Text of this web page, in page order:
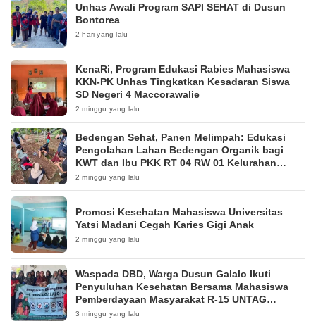
Unhas Awali Program SAPI SEHAT di Dusun
Bontorea
2 hari yang lalu
KenaRi, Program Edukasi Rabies Mahasiswa
KKN-PK Unhas Tingkatkan Kesadaran Siswa
SD Negeri 4 Maccorawalie
2 minggu yang lalu
Bedengan Sehat, Panen Melimpah: Edukasi
Pengolahan Lahan Bedengan Organik bagi
KWT dan Ibu PKK RT 04 RW 01 Kelurahan
Pakintelan
2 minggu yang lalu
Promosi Kesehatan Mahasiswa Universitas
Yatsi Madani Cegah Karies Gigi Anak
2 minggu yang lalu
Waspada DBD, Warga Dusun Galalo Ikuti
Penyuluhan Kesehatan Bersama Mahasiswa
Pemberdayaan Masyarakat R-15 UNTAG
Surabaya 2026
3 minggu yang lalu